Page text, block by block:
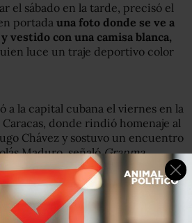
el sábado en la tarde, precisó el
portada una foto donde se ve a
vestido con una camisa blanca,
luce un traje deportivo color
a la capital cubana el viernes en la
donde rindió homenaje al
Chávez y sostuvo un encuentro
Maduro, señaló Granma.